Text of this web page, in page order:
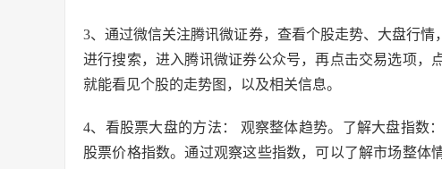
3、通过微信关注腾讯微证券，查看个股走势、大盘行
进行搜索，进入腾讯微证券公众号，再点击交易选项，
就能看见个股的走势图，以及相关信息。
4、看股票大盘的方法： 观察整体趋势。了解大盘指数
股票价格指数。通过观察这些指数，可以了解市场整体